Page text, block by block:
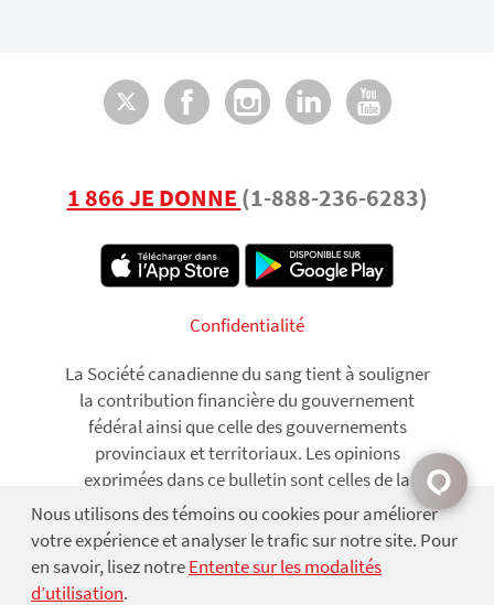
Twitter
Facebook
Instagram
1 866 JE DONNE (1-888-236-6283)
Confidentialité
La Société canadienne du sang tient à souligner
la contribution financière du gouvernement
fédéral ainsi que celle des gouvernements
provinciaux et territoriaux. Les opinions
exprimées dans ce bulletin sont celles de la
Société et ne reflètent pas nécessairement
celles des gouvernements.
© 2026 La Société canadienne du sang. Tous droits
Use
of
personal
Nous utilisons des témoins ou cookies pour améliorer
votre expérience et analyser le trafic sur notre site. Pour
en savoir, lisez notreEntente sur les modalités
d’utilisation.